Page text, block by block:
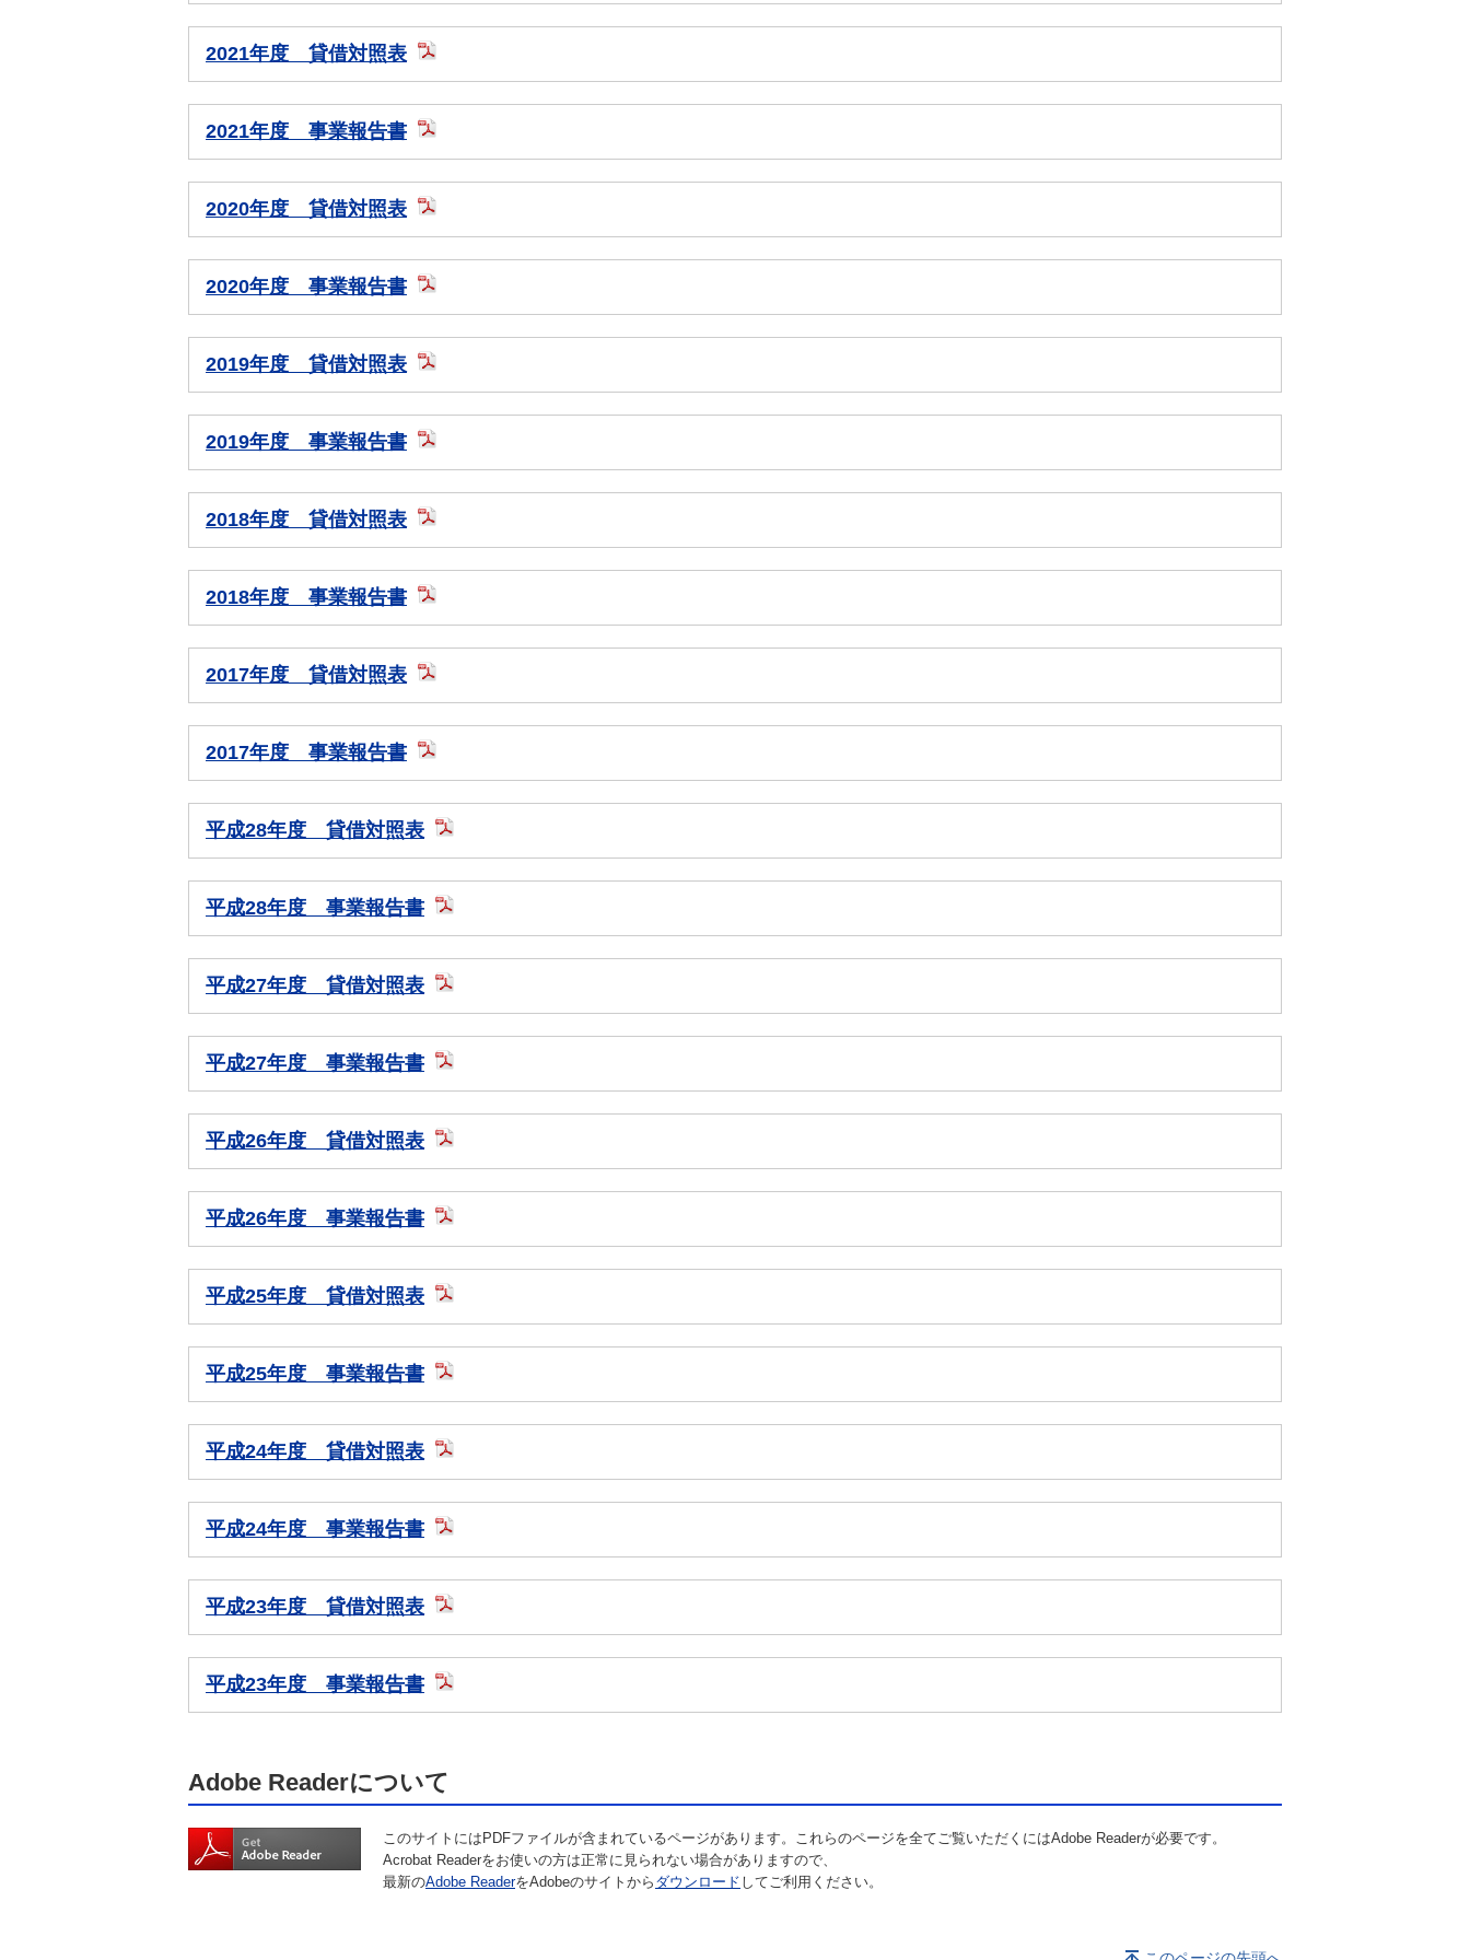
2021年度 貸借対照表
2021年度 事業報告書
2020年度 貸借対照表
2020年度 事業報告書
2019年度 貸借対照表
2019年度 事業報告書
2018年度 貸借対照表
2018年度 事業報告書
2017年度 貸借対照表
2017年度 事業報告書
平成28年度 貸借対照表
平成28年度 事業報告書
平成27年度 貸借対照表
平成27年度 事業報告書
平成26年度 貸借対照表
平成26年度 事業報告書
平成25年度 貸借対照表
平成25年度 事業報告書
平成24年度 貸借対照表
平成24年度 事業報告書
平成23年度 貸借対照表
平成23年度 事業報告書
Adobe Readerについて
このサイトにはPDFファイルが含まれているページがあります。これらのページを全てご覧いただくにはAdobe Readerが必要です。
Acrobat Readerをお使いの方は正常に見られない場合がありますので、
最新のAdobe ReaderをAdobeのサイトから ダウンロード してご利用ください。